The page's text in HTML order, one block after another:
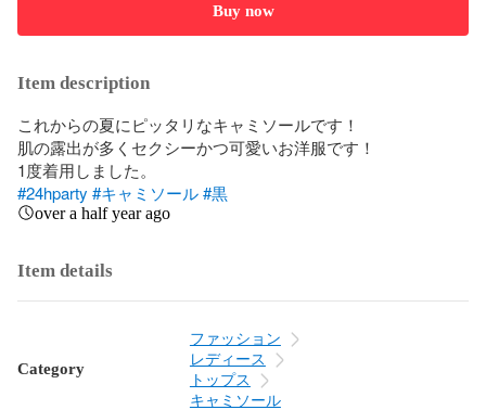
Buy now
Item description
これからの夏にピッタリなキャミソールです！
肌の露出が多くセクシーかつ可愛いお洋服です！
#24hparty #キャミソール#黒
over a half year ago
Item details
Category
ファッション
レディース
トップス
キャミソール